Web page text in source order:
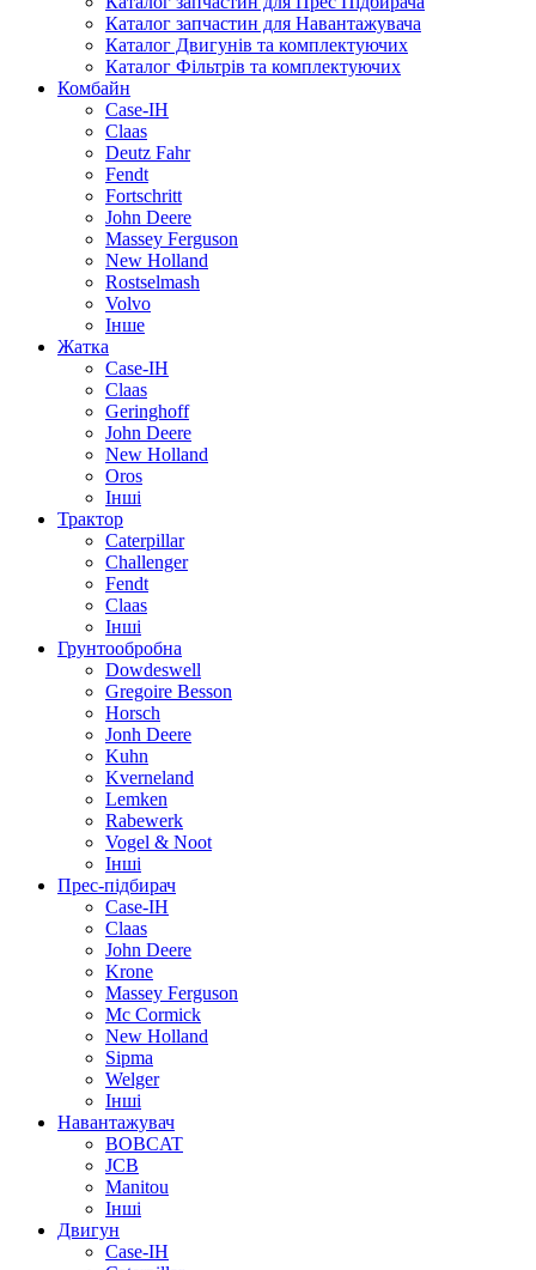
Каталог запчастин для Навантажувача
Каталог Двигунів та комплектуючих
Каталог Фільтрів та комплектуючих
Комбайн
Case-IH
Claas
Deutz Fahr
Fendt
Fortschritt
John Deere
Massey Ferguson
New Holland
Rostselmash
Volvo
Інше
Жатка
Case-IH
Claas
Geringhoff
John Deere
New Holland
Oros
Інші
Трактор
Caterpillar
Challenger
Fendt
Claas
Інші
Грунтообробна
Dowdeswell
Gregoire Besson
Horsch
Jonh Deere
Kuhn
Kverneland
Lemken
Rabewerk
Vogel & Noot
Інші
Прес-підбирач
Case-IH
Claas
John Deere
Krone
Massey Ferguson
Mc Cormick
New Holland
Sipma
Welger
Інші
Навантажувач
BOBCAT
JCB
Manitou
Інші
Двигун
Case-IH